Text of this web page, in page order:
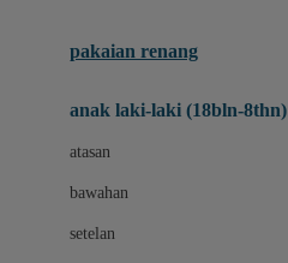
pakaian renang
anak laki-laki (18bln-8thn)
atasan
bawahan
setelan